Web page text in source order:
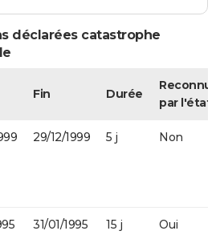
déclarées catastrophe
Fin Durée
par l'état
29/12/1999 5 j Non
31/01/1995 15 j Oui